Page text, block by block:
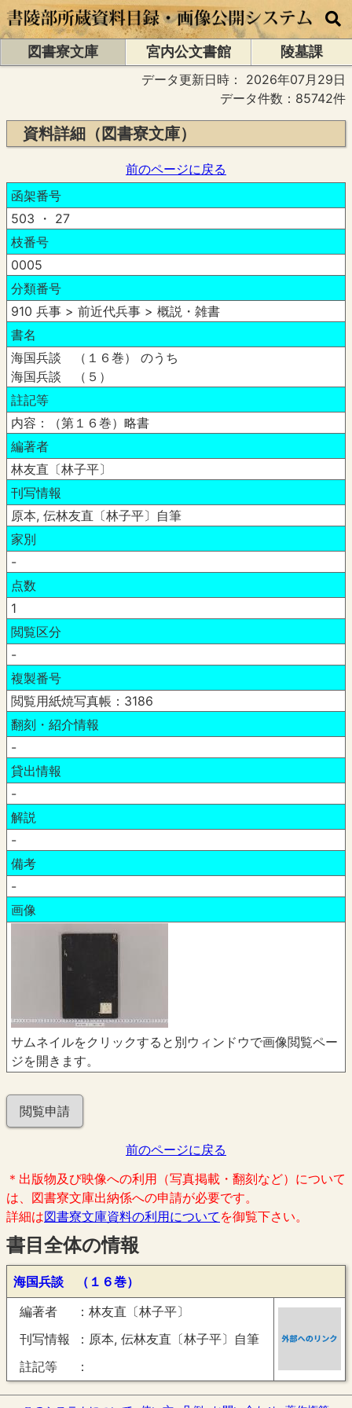
図書寮文庫 宮内公文書館
陵墓課
データ更新日時： 2026年07月29日
データ件数：85742件
資料詳細（図書寮文庫）
前のページに戻る
函架番号
503 ・ 27
枝番号
0005
分類番号
910 兵事 > 前近代兵事 > 概説・雑書
書名
海国兵談 （１６巻） のうち
海国兵談 （５）
註記等
内容：（第１６巻）略書
編著者
林友直〔林子平〕
刊写情報
原本, 伝林友直〔林子平〕自筆
家別
-
点数
1
閲覧区分
-
複製番号
閲覧用紙焼写真帳：3186
翻刻・紹介情報
-
貸出情報
-
解説
-
備考
-
画像
サムネイルをクリックすると別ウィンドウで画像閲覧ペー
ジを開きます。
閲覧申請
前のページに戻る
＊出版物及び映像への利用（写真掲載・翻刻など）について
は、図書寮文庫出納係への申請が必要です。
詳細は図書寮文庫資料の利用について を御覧下さい。
書目全体の情報
海国兵談 （１６巻）
編著者
林友直〔林子平〕
刊写情報
原本, 伝林友直〔林子平〕自筆
註記等